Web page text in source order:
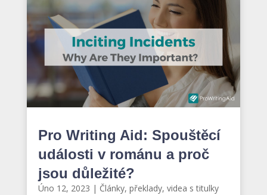
Pro Writing Aid: Spouštěcí
události v románu a proč
jsou důležité?
Úno 12, 2023 | Články, překlady, videa s titulky